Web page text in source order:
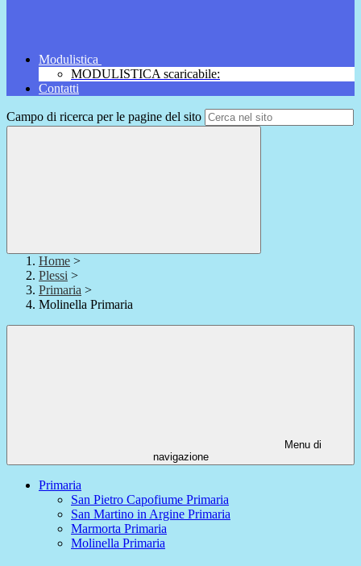
Modulistica
MODULISTICA scaricabile:
Contatti
Campo di ricerca per le pagine del sito
Home >
Plessi >
Primaria >
Molinella Primaria
Menu di
navigazione
Primaria
San Pietro Capofiume Primaria
San Martino in Argine Primaria
Marmorta Primaria
Molinella Primaria